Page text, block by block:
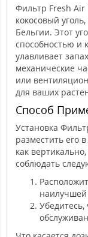
Фильтр Fresh Air
кокосовый
Бельгии. Этот
способностью и
улавливает
механические
или
для ваших
Способ
Установка
разместить его
как
соблюдать
наилучшей